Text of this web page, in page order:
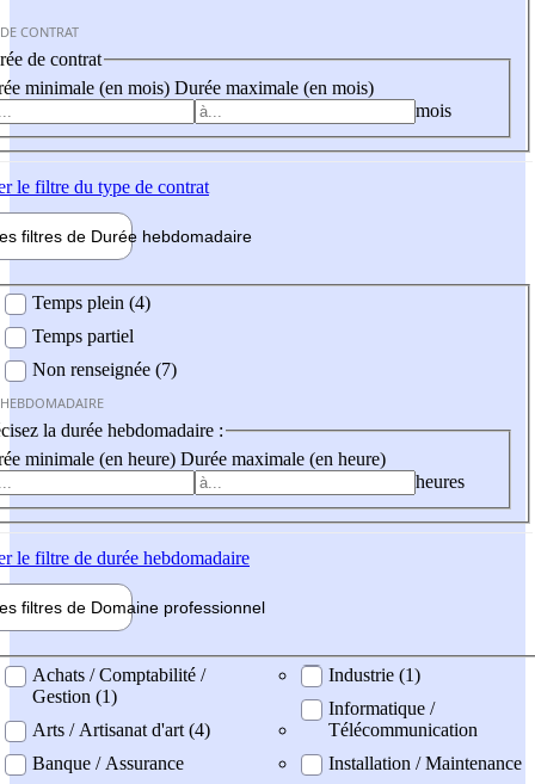
CONTRAT
de contrat
minimale (en mois) Durée maximale (en mois)
mois
le filtre du type de contrat
filtres de Durée hebdomadaire
Temps plein (4)
Temps partiel
Non renseignée (7)
la durée hebdomadaire :
minimale (en heure) Durée maximale (en heure)
heures
le filtre de durée hebdomadaire
filtres de Domaine professionnel
professionel
Achats / Comptabilité /
Gestion (1)
Arts / Artisanat d'art (4)
Banque / Assurance
Industrie (1)
Informatique /
Télécommunication
Installation / Maintenance